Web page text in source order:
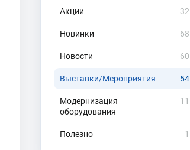
Акции 32
Новинки 68
Новости 60
Выставки/Мероприятия 54
Модернизация
оборудования
11
Полезно 1